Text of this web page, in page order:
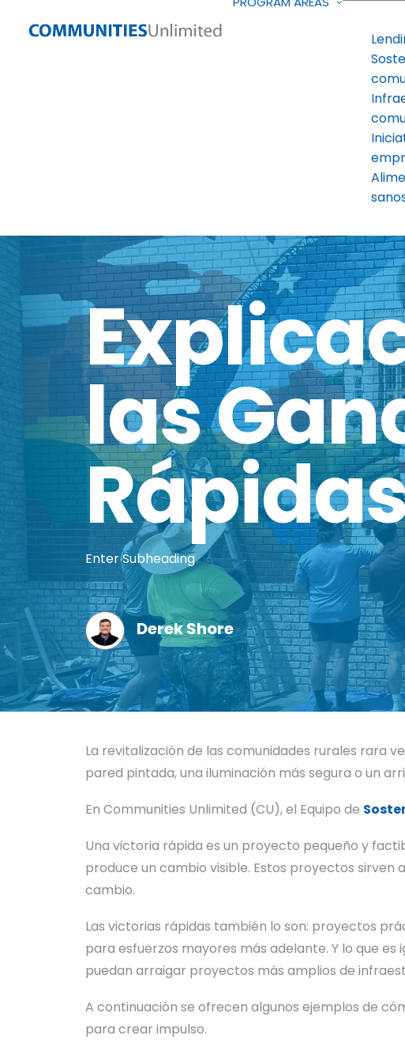
las
Enter Subheading
Derek Shore
La revitalización de las comunidades rurales rara
pared pintada, una iluminación más segura o un
En Communities Unlimited (CU), el Equipo de
Una victoria rápida es un proyecto pequeño y
produce un cambio visible. Estos proyectos
cambio.
Las victorias rápidas también lo son: proyectos
para esfuerzos mayores más adelante. Y lo que
puedan arraigar proyectos más amplios de
A continuación se ofrecen algunos ejemplos de
para crear impulso.